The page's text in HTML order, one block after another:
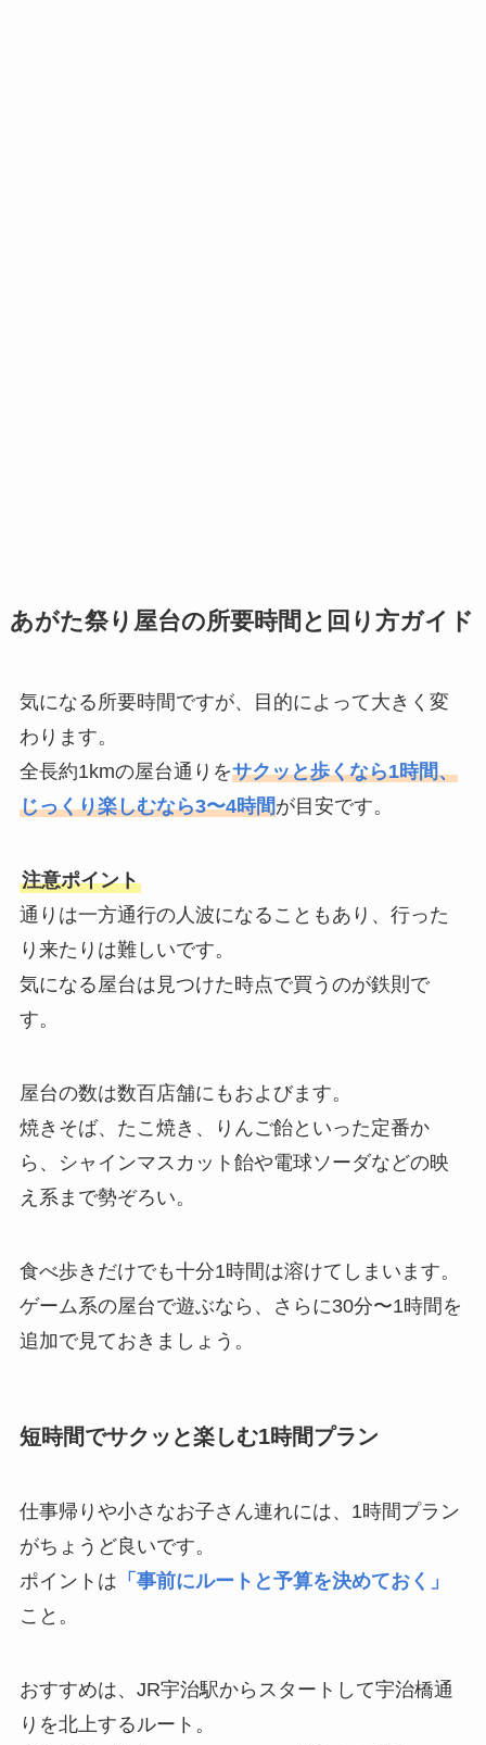
あがた祭り屋台の所要時間と回り方ガイド
気になる所要時間ですが、目的によって大きく変
わります。
全長約1kmの屋台通りをサクッと歩くなら1時間、
じっくり楽しむなら3〜4時間が目安です。
注意ポイント
通りは一方通行の人波になることもあり、行った
り来たりは難しいです。
気になる屋台は見つけた時点で買うのが鉄則で
す。
屋台の数は数百店舗にもおよびます。
焼きそば、たこ焼き、りんご飴といった定番か
ら、シャインマスカット飴や電球ソーダなどの映
え系まで勢ぞろい。
食べ歩きだけでも十分1時間は溶けてしまいます。
ゲーム系の屋台で遊ぶなら、さらに30分〜1時間を
追加で見ておきましょう。
短時間でサクッと楽しむ1時間プラン
仕事帰りや小さなお子さん連れには、1時間プラン
がちょうど良いです。
ポイントは 「事前にルートと予算を決めておく」
こと。
おすすめは、JR宇治駅からスタートして宇治橋通
りを北上するルート。